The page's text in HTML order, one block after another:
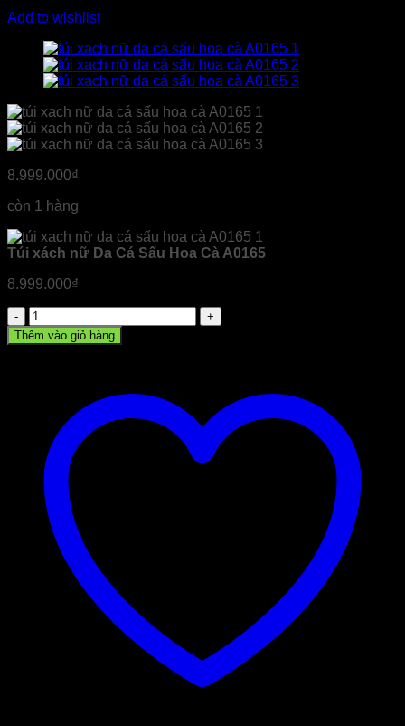
Add to wishlist
8.999.000₫
còn 1 hàng
Túi xách nữ Da Cá Sấu Hoa Cà A0165
8.999.000₫
Túi
xách
nữ
A0165
lượng
Thêm vào giỏ hàng